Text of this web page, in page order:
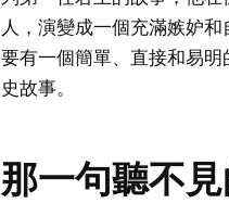
人，演變成一個充滿嫉妒
要有一個簡單、直接和易
史故事。
那一句聽不